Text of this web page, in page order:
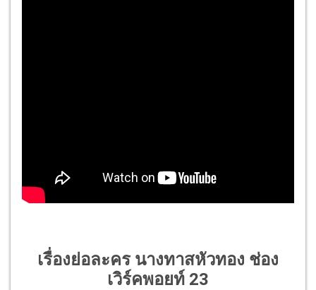
เรื่องย่อละคร นางทาสหัวทอง ช่อง
เวิร์คพอยท์ 23